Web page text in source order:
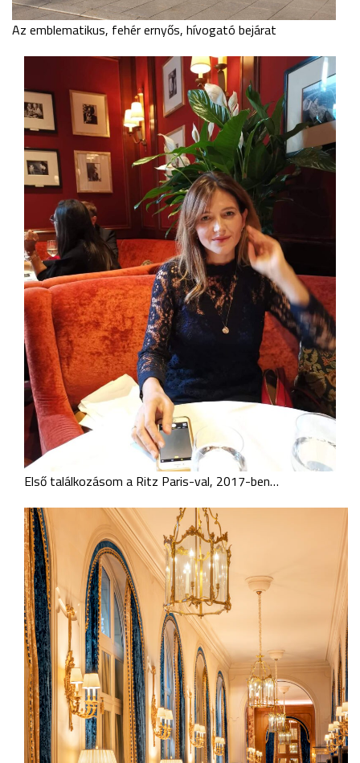
Az emblematikus, fehér ernyős, hívogató bejárat
Első találkozásom a Ritz Paris-val, 2017-ben…